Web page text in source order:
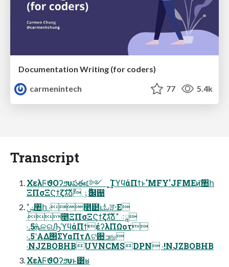
Documentation Writing (for coders)
carmenintech
77 5.4k
Transcript
ΧελϜϑΟʔϧυపఈ׆༻ ͓͢͢ΊϓϥάΠϯͱ'MFY'JFMEͷ͝঺հ
ΞΠσΞϚϯζגࣜձࣾ ٶӬ๜඙
˒೥ΞΠσΞϚϯζגࣜձࣾઃཱ
˒.5ܞଳରԠϓϥάΠϯέʔλΠΩοτ
˒.5ʹΑΔ΢ΣϒαΠτΛଟ਺ߏங
˒NJZBOBHBUVNCMSDPN ˒!NJZBOBHB
ΧελϜϑΟʔϧυͱ͸ʁ